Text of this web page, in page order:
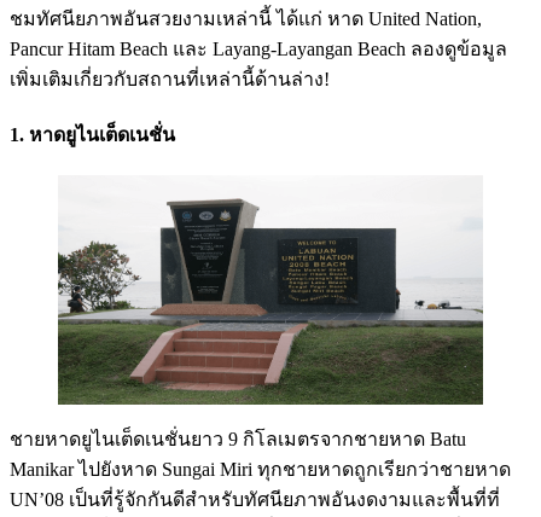
ชมทัศนียภาพอันสวยงามเหล่านี้ ได้แก่ หาด United Nation,
Pancur Hitam Beach และ Layang-Layangan Beach ลองดูข้อมูล
เพิ่มเติมเกี่ยวกับสถานที่เหล่านี้ด้านล่าง!
1. หาดยูไนเต็ดเนชั่น
ชายหาดยูไนเต็ดเนชั่นยาว 9 กิโลเมตรจากชายหาด Batu
Manikar ไปยังหาด Sungai Miri ทุกชายหาดถูกเรียกว่าชายหาด
UN’08 เป็นที่รู้จักกันดีสำหรับทัศนียภาพอันงดงามและพื้นที่ที่